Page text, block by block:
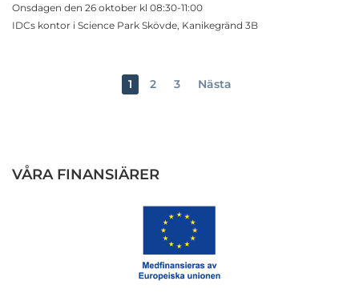
Onsdagen den 26 oktober kl 08:30-11:00
IDCs kontor i Science Park Skövde, Kanikegränd 3B
1 2 3 Nästa
VÅRA FINANSIÄRER